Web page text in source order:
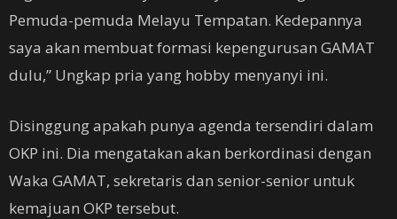
Pemuda-pemuda Melayu Tempatan. Kedepannya
saya akan membuat formasi kepengurusan GAMAT
dulu,” Ungkap pria yang hobby menyanyi ini.
Disinggung apakah punya agenda tersendiri dalam
OKP ini. Dia mengatakan akan berkordinasi dengan
Waka GAMAT, sekretaris dan senior-senior untuk
kemajuan OKP tersebut.